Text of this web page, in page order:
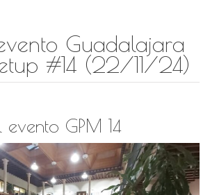
Guadalajara
#14 (22/11/24)
evento GPM 14